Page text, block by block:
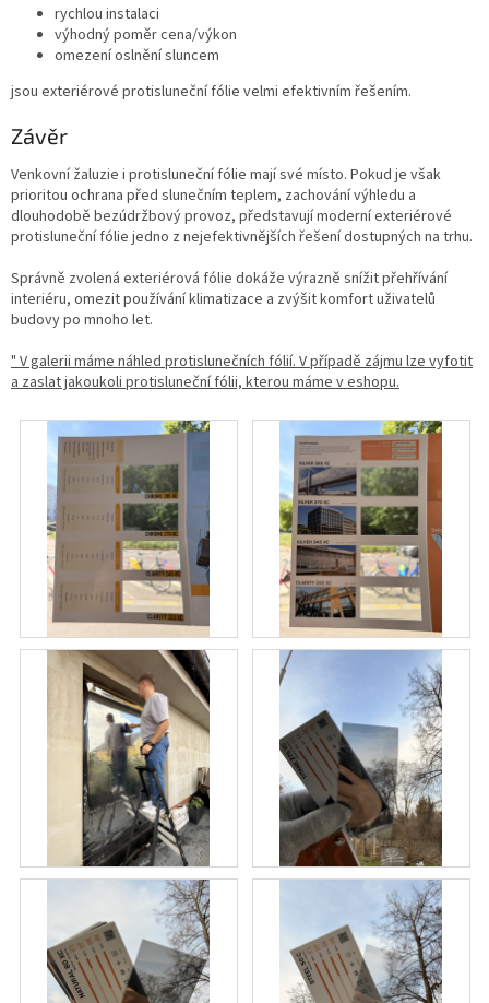
rychlou instalaci
výhodný poměr cena/výkon
omezení oslnění sluncem
jsou exteriérové protisluneční fólie velmi efektivním řešením.
Závěr
Venkovní žaluzie i protisluneční fólie mají své místo. Pokud je však
prioritou ochrana před slunečním teplem, zachování výhledu a
dlouhodobě bezúdržbový provoz, představují moderní exteriérové
protisluneční fólie jedno z nejefektivnějších řešení dostupných na trhu.
Správně zvolená exteriérová fólie dokáže výrazně snížit přehřívání
interiéru, omezit používání klimatizace a zvýšit komfort uživatelů
budovy po mnoho let.
" V galerii máme náhled protislunečních fólií. V případě zájmu lze vyfotit
a zaslat jakoukoli protisluneční fólii, kterou máme v eshopu.